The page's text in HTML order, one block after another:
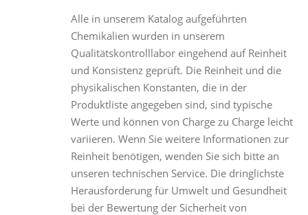
Alle in unserem Katalog aufgeführten
Chemikalien wurden in unserem
Qualitätskontrolllabor eingehend auf Reinheit
und Konsistenz geprüft. Die Reinheit und die
physikalischen Konstanten, die in der
Produktliste angegeben sind, sind typische
Werte und können von Charge zu Charge leicht
variieren. Wenn Sie weitere Informationen zur
Reinheit benötigen, wenden Sie sich bitte an
unseren technischen Service. Die dringlichste
Herausforderung für Umwelt und Gesundheit
bei der Bewertung der Sicherheit von